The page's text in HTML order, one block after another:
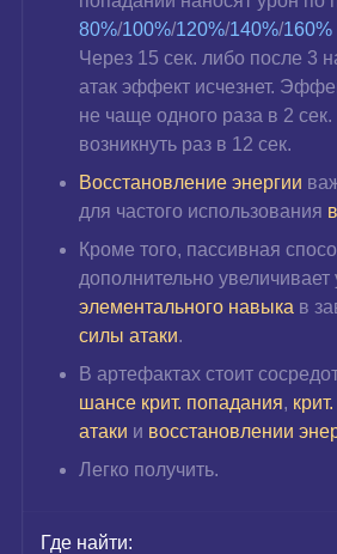
80%/100%/120%/140%/160%
Через 15 сек. либо после 3
атак эффект исчезнет.
не чаще одного раза в 2
возникнуть раз в 12 сек.
Восстановление энергии
для частого использования
Кроме того, пассивная
дополнительно увеличивает
элементального навыка в
силы атаки.
В артефактах стоит
шансе крит. попадания,
атаки и восстановлении
Легко получить.
Где найти: